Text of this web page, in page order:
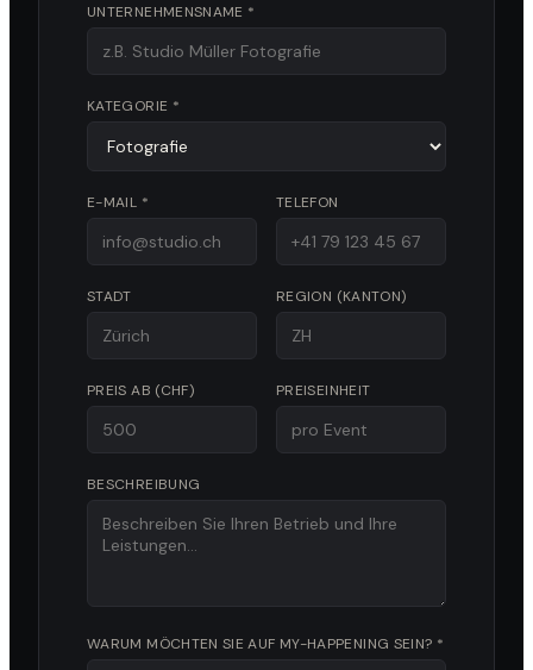
UNTERNEHMENSNAME *
KATEGORIE *
E-MAIL * TELEFON
STADT REGION (KANTON)
PREIS AB (CHF) PREISEINHEIT
BESCHREIBUNG
WARUM MÖCHTEN SIE AUF MY-HAPPENING SEIN? *